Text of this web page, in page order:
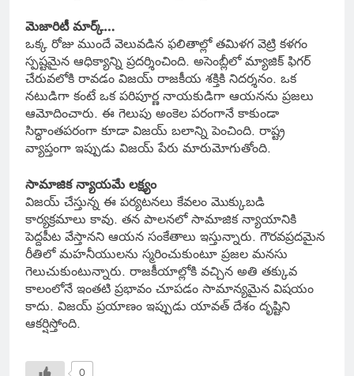
మెజారిటీ మార్క్…
ఒక్క రోజు ముందే వెలువడిన ఫలితాల్లో తమిళగ వెట్రి కళగం
స్పష్టమైన ఆధిక్యాన్ని ప్రదర్శించింది. అసెంబ్లీలో మ్యాజిక్ ఫిగర్
చేరువలోకి రావడం విజయ్ రాజకీయ శక్తికి నిదర్శనం. ఒక
నటుడిగా కంటే ఒక పరిపూర్ణ నాయకుడిగా ఆయనను ప్రజలు
ఆమోదించారు. ఈ గెలుపు అంకెల పరంగానే కాకుండా
సిద్ధాంతపరంగా కూడా విజయ్ బలాన్ని పెంచింది. రాష్ట్ర
వ్యాప్తంగా ఇప్పుడు విజయ్ పేరు మారుమోగుతోంది.
సామాజిక న్యాయమే లక్ష్యం
విజయ్ చేస్తున్న ఈ పర్యటనలు కేవలం మొక్కుబడి
కార్యక్రమాలు కావు. తన పాలనలో సామాజిక న్యాయానికి
పెద్దపీట వేస్తానని ఆయన సంకేతాలు ఇస్తున్నారు. గౌరవప్రదమైన
రీతిలో మహనీయులను స్మరించుకుంటూ ప్రజల మనసు
గెలుచుకుంటున్నారు. రాజకీయాల్లోకి వచ్చిన అతి తక్కువ
కాలంలోనే ఇంతటి ప్రభావం చూపడం సామాన్యమైన విషయం
కాదు. విజయ్ ప్రయాణం ఇప్పుడు యావత్ దేశం దృష్టిని
ఆకర్షిస్తోంది.
0